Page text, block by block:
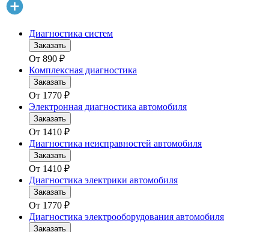
Диагностика систем
Заказать
От 890 ₽
Комплексная диагностика
Заказать
От 1770 ₽
Электронная диагностика автомобиля
Заказать
От 1410 ₽
Диагностика неисправностей автомобиля
Заказать
От 1410 ₽
Диагностика электрики автомобиля
Заказать
От 1770 ₽
Диагностика электрооборудования автомобиля
Заказать